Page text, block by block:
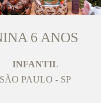
6 ANOS
INFANTIL
SÃO PAULO - SP